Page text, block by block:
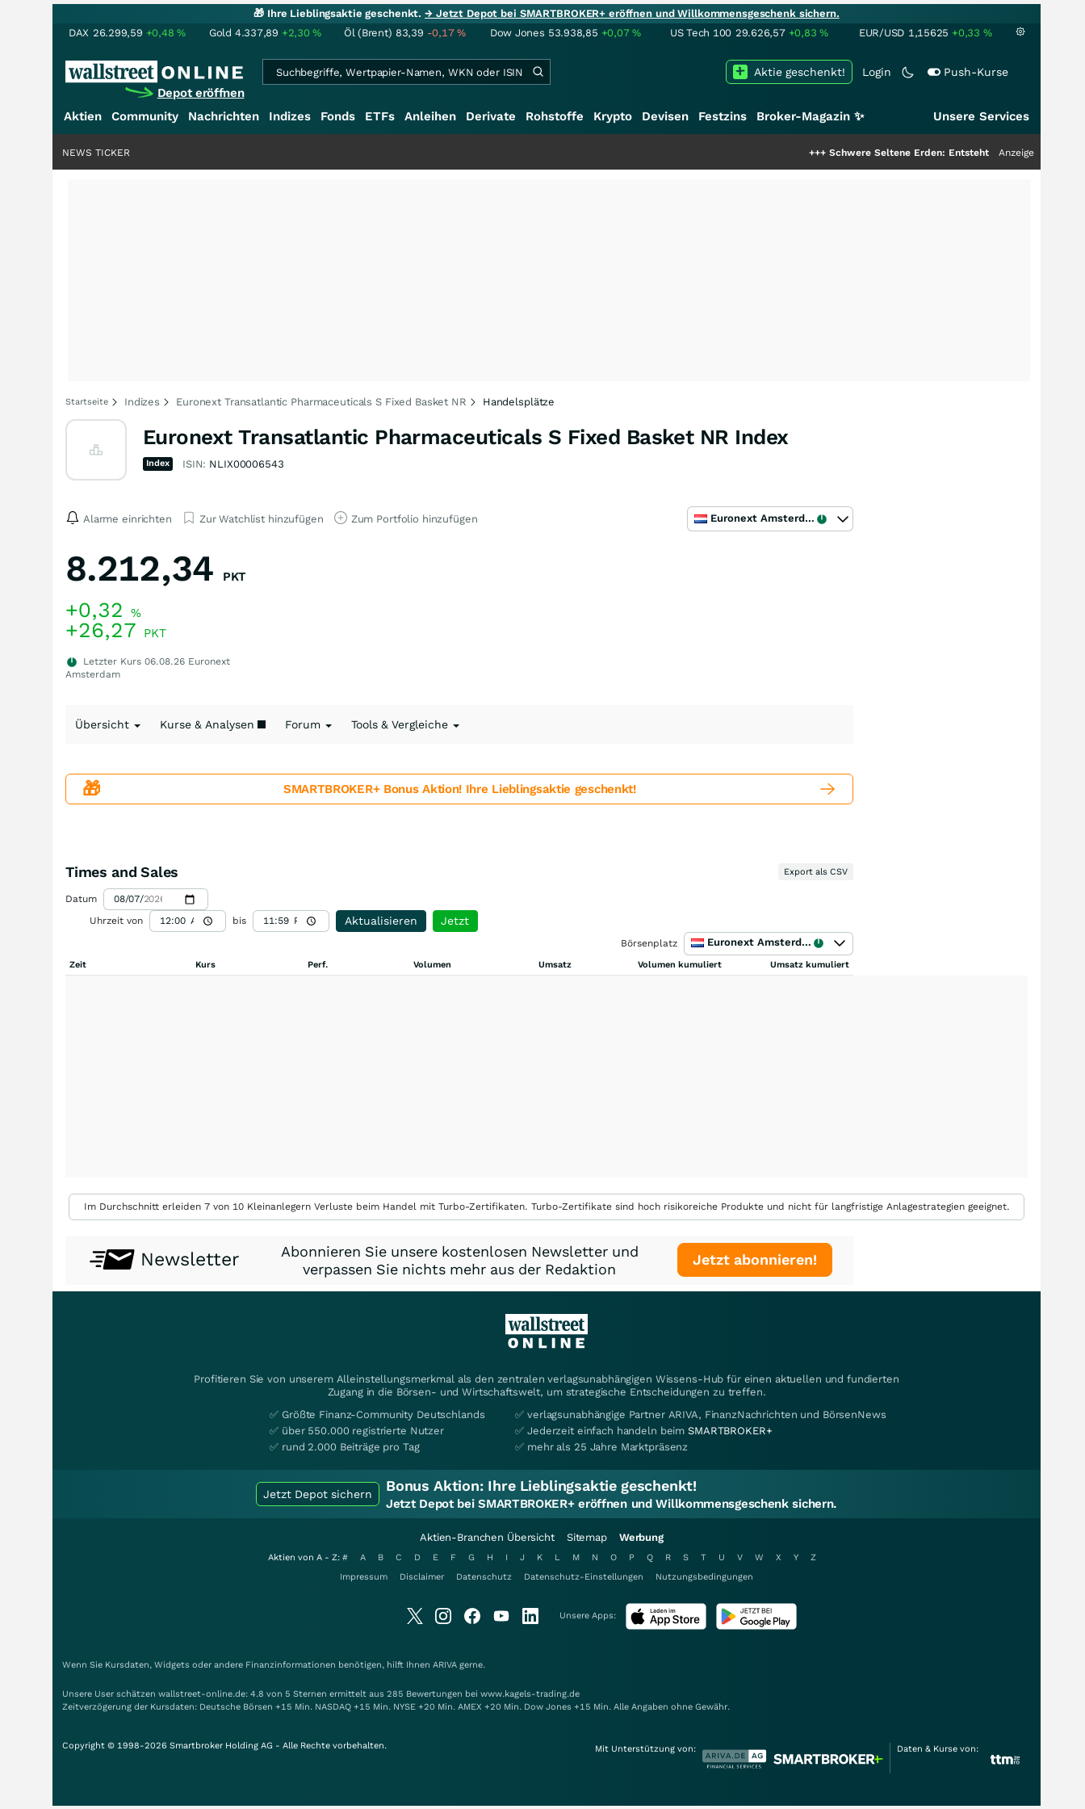
🎁 Ihre Lieblingsaktie geschenkt.→ Jetzt Depot bei SMARTBROKER+ eröffnen und Willkommensgeschenk sichern.
DAX 26.299,59 +0,48% Gold 4.337,89 +2,30% Öl (Brent) 83,39 -0,17% Dow Jones 53.938,85 +0,07% US Tech 100 29.626,57 +0,83% EUR/USD 1,15625 +0,33 %
Depot eröffnen
Login Push-Kurse
Aktie geschenkt!
Aktien Community Nachrichten Indizes Fonds ETFs Anleihen Derivate Rohstoffe Krypto Devisen Festzins Broker-Magazin ✨ Unsere Services
Schwere Seltene Erden: Entsteht hier die nächste
Anzeige
NEWS TICKER
Startseite Indizes Euronext Transatlantic Pharmaceuticals S Fixed Basket NR Handelsplätze
Euronext Transatlantic Pharmaceuticals S Fixed Basket NR Index
Index ISIN: NLIX00006543
Alarme einrichten Zur Watchlist hinzufügen Zum Portfolio hinzufügen Euronext Amsterdam
8.212,34 PKT
+0,32 %
+26,27 PKT
Letzter Kurs 06.08.26 Euronext
Amsterdam
Übersicht Kurse & Analysen Forum Tools & Vergleiche
🎁 SMARTBROKER+ Bonus Aktion! Ihre Lieblingsaktie geschenkt!
Times and Sales Export als CSV
Datum
Uhrzeit von
bis Aktualisieren Jetzt
Börsenplatz Euronext Amsterdam
Zeit Kurs Perf. Volumen Umsatz Volumen kumuliert Umsatz kumuliert
Im Durchschnitt erleiden 7 von 10 Kleinanlegern Verluste beim Handel mit Turbo-Zertifikaten. Turbo-Zertifikate sind hoch risikoreiche Produkte und nicht für langfristige Anlagestrategien geeignet.
Newsletter
Abonnieren Sie unsere kostenlosen Newsletter und
verpassen Sie nichts mehr aus der Redaktion
Jetzt abonnieren!
Profitieren Sie von unserem Alleinstellungsmerkmal als den zentralen verlagsunabhängigen Wissens-Hub für einen aktuellen und fundierten
Zugang in die Börsen- und Wirtschaftswelt, um strategische Entscheidungen zu treffen.
✅ Größte Finanz-Community Deutschlands
✅ über 550.000 registrierte Nutzer
✅ rund 2.000 Beiträge pro Tag
✅ verlagsunabhängige Partner ARIVA, FinanzNachrichten und BörsenNews
✅ Jederzeit einfach handeln beimSMARTBROKER+
✅ mehr als 25 Jahre Marktpräsenz
Jetzt Depot sichern Bonus Aktion: Ihre Lieblingsaktie geschenkt!
Jetzt Depot bei SMARTBROKER+ eröffnen und Willkommensgeschenk sichern.
Aktien-Branchen Übersicht Sitemap Werbung
Aktien von A - Z: # A B C D E F G H I J K L M N O P Q R S T U V W X Y
Z
Impressum
Disclaimer Datenschutz Datenschutz-Einstellungen Nutzungsbedingungen
Unsere Apps:
Wenn Sie Kursdaten, Widgets oder andere Finanzinformationen benötigen, hilft Ihnen ARIVA gerne.
Unsere User schätzen wallstreet-online.de: 4.8 von 5 Sternen ermittelt aus 285 Bewertungen bei www.kagels-trading.de
Zeitverzögerung der Kursdaten: Deutsche Börsen +15 Min. NASDAQ +15 Min. NYSE +20 Min. AMEX +20 Min. Dow Jones +15 Min. Alle Angaben ohne Gewähr.
Copyright © 1998-2026 Smartbroker Holding AG - Alle Rechte vorbehalten. Mit Unterstützung von: Daten & Kurse von: